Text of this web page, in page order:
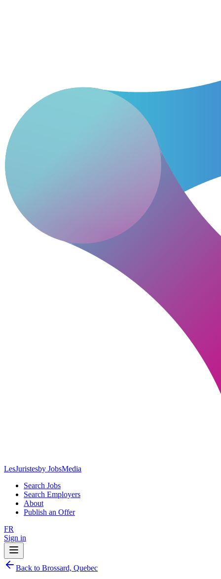
LesJuristesby JobsMedia
Search Jobs
Search Employers
About
Publish an Offer
FR
Sign in
Back to Brossard, Quebec